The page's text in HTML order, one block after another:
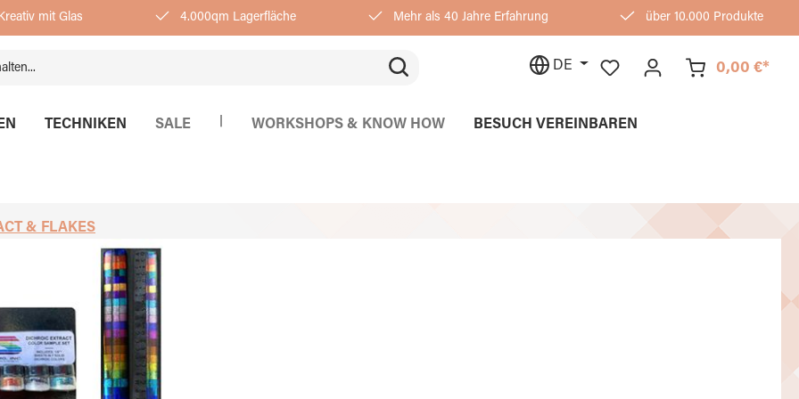
Kreativ mit Glas 4.000qm Lagerfläche Mehr als 40 Jahre Erfahrung über 10.000 Produkte
DE 0,00 €*
TECHNIKEN SALE WORKSHOPS & KNOW HOW BESUCH VEREINBAREN
& FLAKES